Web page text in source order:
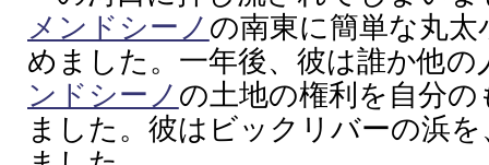
メンドシーノ の南東に簡単な丸
めました。一年後、彼は誰か他
ンドシーノ の土地の権利を自分
ました。彼はビックリバーの浜